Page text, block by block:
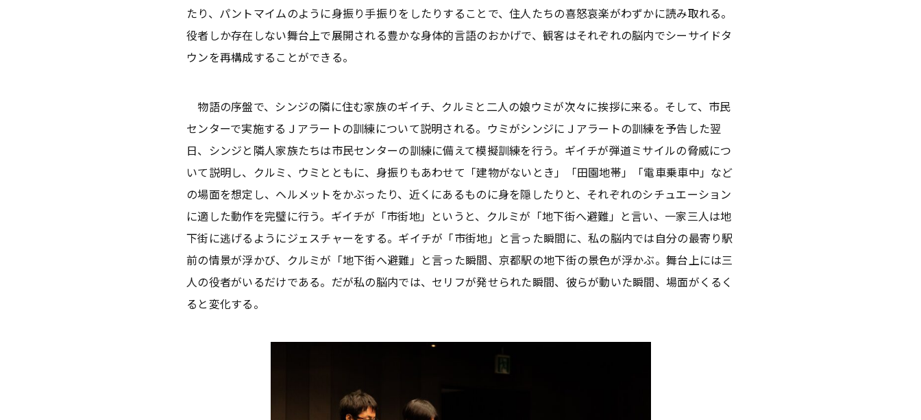
たり、パントマイムのように身振り手振りをしたりすることで、住人たちの喜怒哀楽がわずかに読み取れる。
役者しか存在しない舞台上で展開される豊かな身体的言語のおかげで、観客はそれぞれの脳内でシーサイドタ
ウンを再構成することができる。
物語の序盤で、シンジの隣に住む家族のギイチ、クルミと二人の娘ウミが次々に挨拶に来る。そして、市民
センターで実施するＪアラートの訓練について説明される。ウミがシンジにＪアラートの訓練を予告した翌
日、シンジと隣人家族たちは市民センターの訓練に備えて模擬訓練を行う。ギイチが弾道ミサイルの脅威につ
いて説明し、クルミ、ウミとともに、身振りもあわせて「建物がないとき」「田園地帯」「電車乗車中」など
の場面を想定し、ヘルメットをかぶったり、近くにあるものに身を隠したりと、それぞれのシチュエーション
に適した動作を完璧に行う。ギイチが「市街地」というと、クルミが「地下街へ避難」と言い、一家三人は地
下街に逃げるようにジェスチャーをする。ギイチが「市街地」と言った瞬間に、私の脳内では自分の最寄り駅
前の情景が浮かび、クルミが「地下街へ避難」と言った瞬間、京都駅の地下街の景色が浮かぶ。舞台上には三
人の役者がいるだけである。だが私の脳内では、セリフが発せられた瞬間、彼らが動いた瞬間、場面がくるく
ると変化する。